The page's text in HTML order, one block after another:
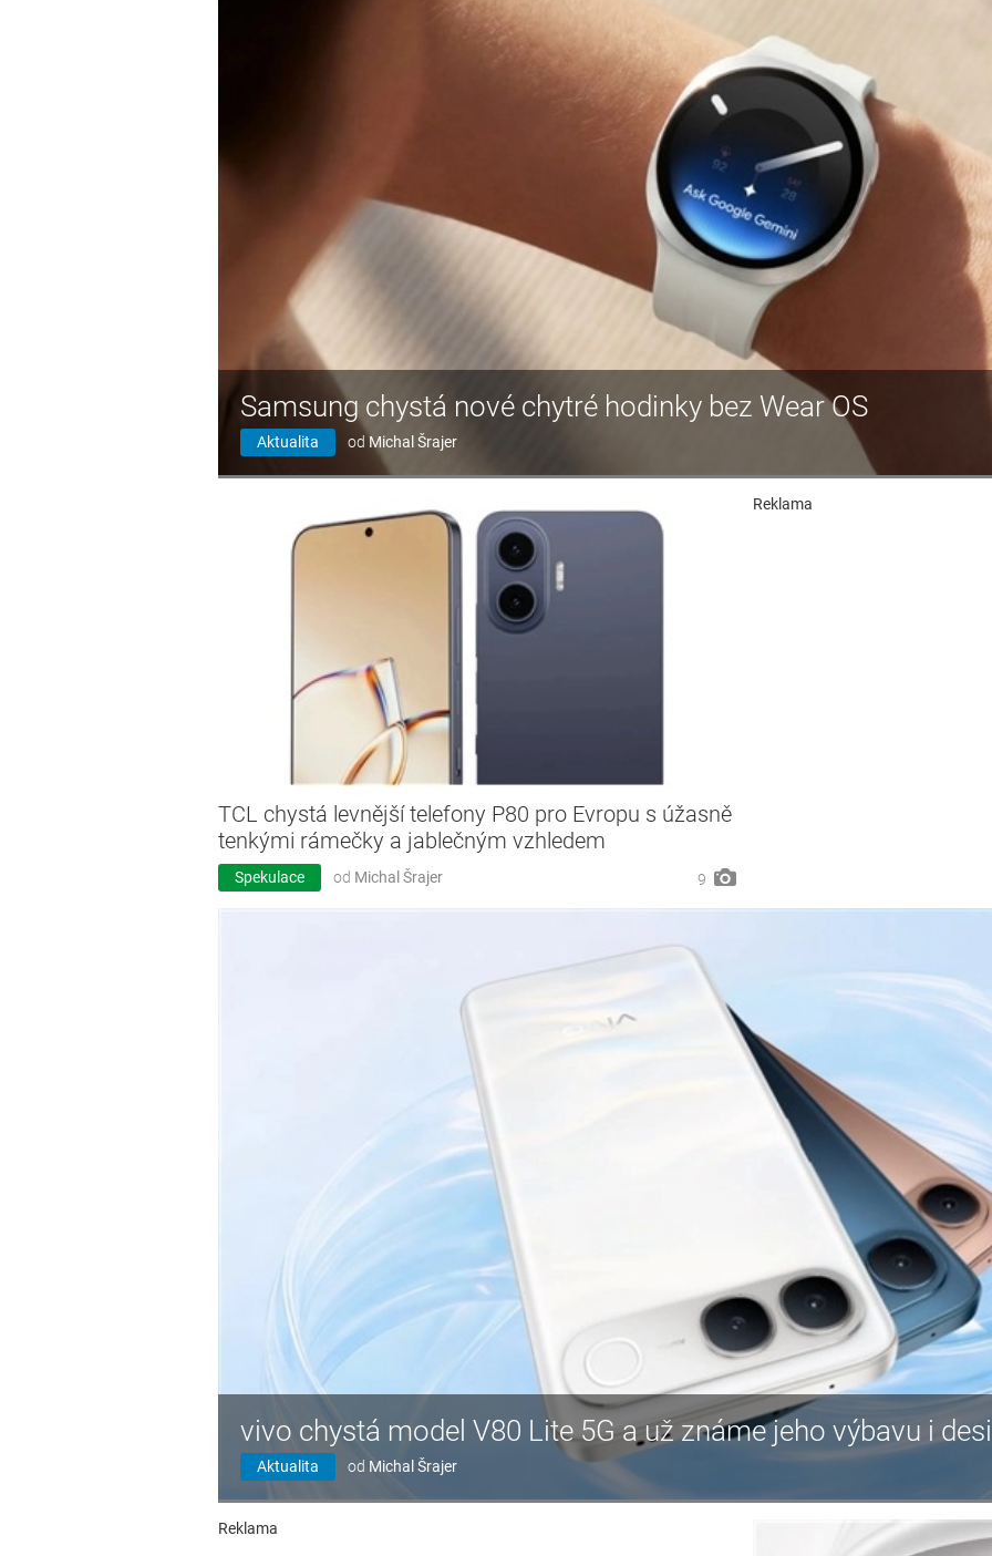
Samsung chystá nové chytré hodinky bez Wear OS
Aktualita od Michal Šrajer
TCL chystá levnější telefony P80 pro Evropu s úžasně
tenkými rámečky a jablečným vzhledem
Spekulace od Michal Šrajer 9
Reklama
vivo chystá model V80 Lite 5G a už známe jeho výbavu i
Aktualita od Michal Šrajer
Reklama